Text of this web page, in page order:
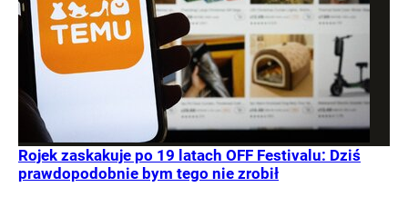
Rojek zaskakuje po 19 latach OFF Festivalu: Dziś
prawdopodobnie bym tego nie zrobił